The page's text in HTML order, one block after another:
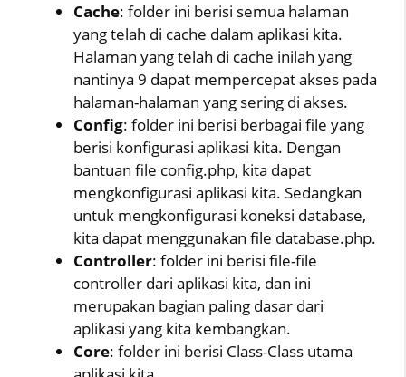
Cache: folder ini berisi semua halaman
yang telah di cache dalam aplikasi kita.
Halaman yang telah di cache inilah yang
nantinya 9 dapat mempercepat akses pada
halaman-halaman yang sering di akses.
Config: folder ini berisi berbagai file yang
berisi konfigurasi aplikasi kita. Dengan
bantuan file config.php, kita dapat
mengkonfigurasi aplikasi kita. Sedangkan
untuk mengkonfigurasi koneksi database,
kita dapat menggunakan file database.php.
Controller: folder ini berisi file-file
controller dari aplikasi kita, dan ini
merupakan bagian paling dasar dari
aplikasi yang kita kembangkan.
Core: folder ini berisi Class-Class utama